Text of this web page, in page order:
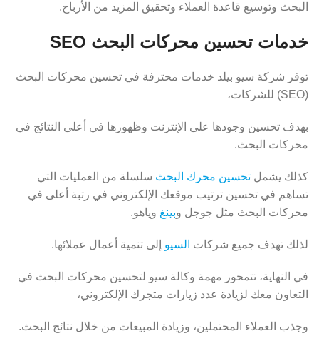
البحث وتوسيع قاعدة العملاء وتحقيق المزيد من الأرباح.
خدمات تحسين محركات البحث SEO
توفر شركة سيو بيلد خدمات محترفة في تحسين محركات البحث
(SEO) للشركات،
بهدف تحسين وجودها على الإنترنت وظهورها في أعلى النتائج في
محركات البحث.
كذلك يشمل تحسين محرك البحث سلسلة من العمليات التي
تساهم في تحسين ترتيب موقعك الإلكتروني في رتبة أعلى في
محركات البحث مثل جوجل وبينغ وياهو.
لذلك تهدف جميع شركات السيو إلى تنمية أعمال عملائها.
في النهاية، تتمحور مهمة وكالة سيو لتحسين محركات البحث في
التعاون معك لزيادة عدد زيارات متجرك الإلكتروني،
وجذب العملاء المحتملين، وزيادة المبيعات من خلال نتائج البحث.